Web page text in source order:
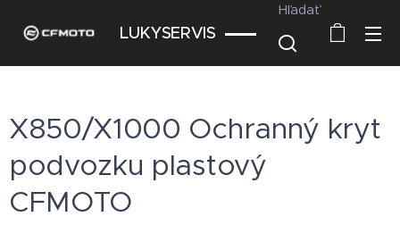
LUKYSERVIS
Hľadať
X850/X1000 Ochranný kryt
podvozku plastový
CFMOTO